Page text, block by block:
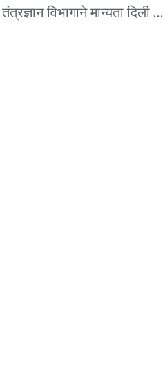
तंत्रज्ञान विभागाने मान्यता दिली ...